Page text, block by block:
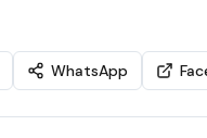
WhatsApp